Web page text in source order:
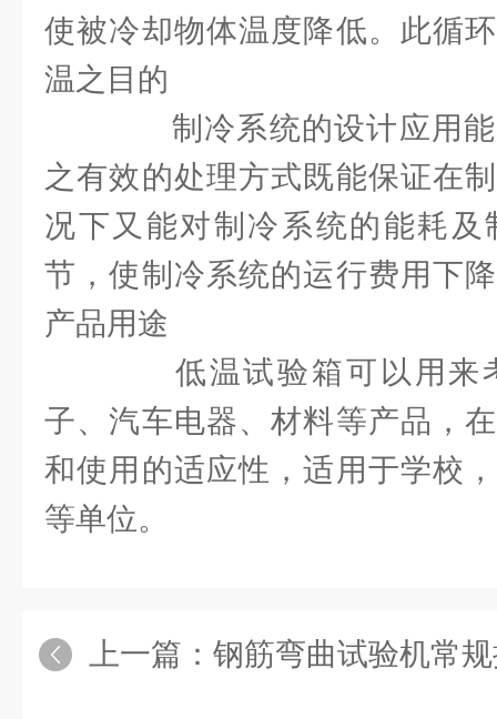
使被冷却物体温度降低。此循
温之目的
制冷系统的设计应用能
之有效的处理方式既能保证在
况下又能对制冷系统的能耗
节，使制冷系统的运行费用下
产品用途
低温试验箱可以用来
子、汽车电器、材料等产品，
和使用的适应性，适用于学校
等单位。
上一篇： 钢筋弯曲试验机常